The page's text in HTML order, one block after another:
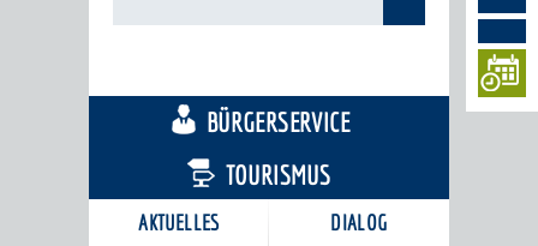
AKTUELLES DIALOG
BÜRGERSERVICE
TOURISMUS
KARRIEREPORTAL